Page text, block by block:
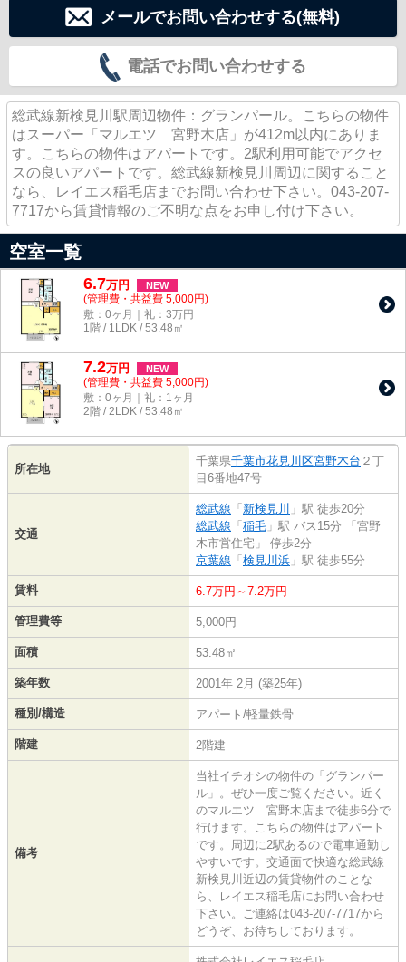
メールでお問い合わせする(無料)
電話でお問い合わせする
総武線新検見川駅周辺物件：グランパール。こちらの物件
はスーパー「マルエツ 宮野木店」が412m以内にありま
す。こちらの物件はアパートです。2駅利用可能でアクセ
スの良いアパートです。総武線新検見川周辺に関すること
なら、レイエス稲毛店までお問い合わせ下さい。043-207-
7717から賃貸情報のご不明な点をお申し付け下さい。
空室一覧
6.7万円 NEW
(管理費・共益費 5,000円)
敷：0ヶ月｜礼：3万円
1階 / 1LDK / 53.48㎡
7.2万円 NEW
(管理費・共益費 5,000円)
敷：0ヶ月｜礼：1ヶ月
2階 / 2LDK / 53.48㎡
所在地
千葉県千葉市花見川区宮野木台 ２丁
目6番地47号
交通
総武線 「 新検見川 」駅 徒歩20分
総武線 「 稲毛 」駅 バス15分 「宮野
木市営住宅」 停歩2分
京葉線 「 検見川浜 」駅 徒歩55分
賃料 6.7万円～7.2万円
管理費等 5,000円
面積 53.48㎡
築年数 2001年 2月 (築25年)
種別/構造 アパート/軽量鉄骨
階建 2階建
備考
当社イチオシの物件の「グランパー
ル」。ぜひ一度ご覧ください。近く
のマルエツ 宮野木店まで徒歩6分で
行けます。こちらの物件はアパート
です。周辺に2駅あるので電車通勤し
やすいです。交通面で快適な総武線
新検見川近辺の賃貸物件のことな
ら、レイエス稲毛店にお問い合わせ
下さい。ご連絡は043-207-7717から
どうぞ、お待ちしております。